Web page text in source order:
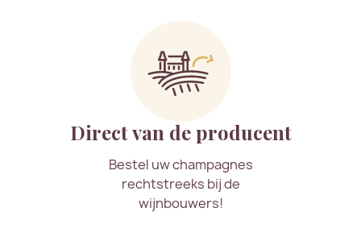
Direct van de producent
Bestel uw champagnes
rechtstreeks bij de
wijnbouwers!